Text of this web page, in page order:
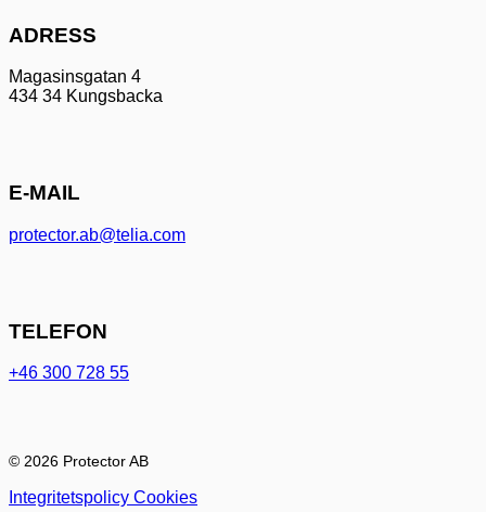
ADRESS
Magasinsgatan 4
434 34 Kungsbacka
E-MAIL
protector.ab@telia.com
TELEFON
+46 300 728 55
© 2026 Protector AB
Integritetspolicy Cookies